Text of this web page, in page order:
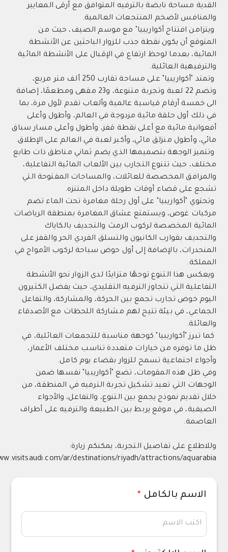
مساحة نابضة بالترفيه المتوافق مع أرقى المعايير
لأضخم المنتجعات العالمية.
افتتاح أكواريبيا" مع موسم الصيف، حيث من
أن يكون نقطة جذب للزوار الباحثين عن الأنشطة
بعدما لوحظ ارتفاع في الإقبال على الأنشطة المائية
العائلية.
وتمتد "أكواريبيا" على مساحة تقارب 250 ألف متر مربع،
وتضم 22 لعبة وتجربة متنوعة، و23 مقهى ومطعمًا، إضافة
أرقام قياسية عالمية وألعاب تقدم لأول مرة، بما
أول حلقة مائية مزدوجة في العالم، وأطول وأعلى
مائية مع أعلى نقطة قفز، وأطول وأعلى مسار سباق
منزلق مائي، وأكبر لعبة في العالم على الإطلاق.
الوجهة بتصميمها الذي يضم ثماني مناطق ذات طابع
حيث تتنوع التجارب بين الألعاب المائية التفاعلية،
المخصصة للعائلات، والمساحات المفتوحة التي
قضاء أوقات طويلة داخل المتنزه.
"أكواريبيا" على أول رحلة مغامرة تحت الماء تضم
غوص، ويستمتع عشاق المغامرة بمنطقة الرياضات
المخصصة لركوب الرمث والتجديف بالكاياك
بقوارب الكانيون والتسلق الفردي الحر والقفز على
بالإضافة إلى أول حوض سباحة لركوب الأمواج في
التنوع توجهًا متزايدًا لدى الزوار نحو الأنشطة
التي تتجاوز الترفيه التقليدي، حيث يفضل الكثيرون
تجارب تجمع بين الحركة، والمشاركة، والتفاعل
في بيئة تتيح لهم مشاركة اللحظات مع الأصدقاء
"أكواريبيا" كوجهة مناسبة للتجمعات العائلية، في
من خيارات متعددة تناسب مختلف الأعمار،
اجتماعية تسمح للزوار بقضاء يوم كامل.
هذه المقومات، تضع "أكواريبيا" نفسها ضمن
التي تعيد تشكيل تجربة الترفيه في المنطقة، من
نموذج يجمع بين التنوع، والتفاعل، والأجواء
في موقع يربط بين الطبيعة والترفيه على أطراف
على تفاصيل التجربة، يمكنكم زيارة:
https://www.visitsaudi.com/ar/destinations/riyadh/attractions/
بالكامل*